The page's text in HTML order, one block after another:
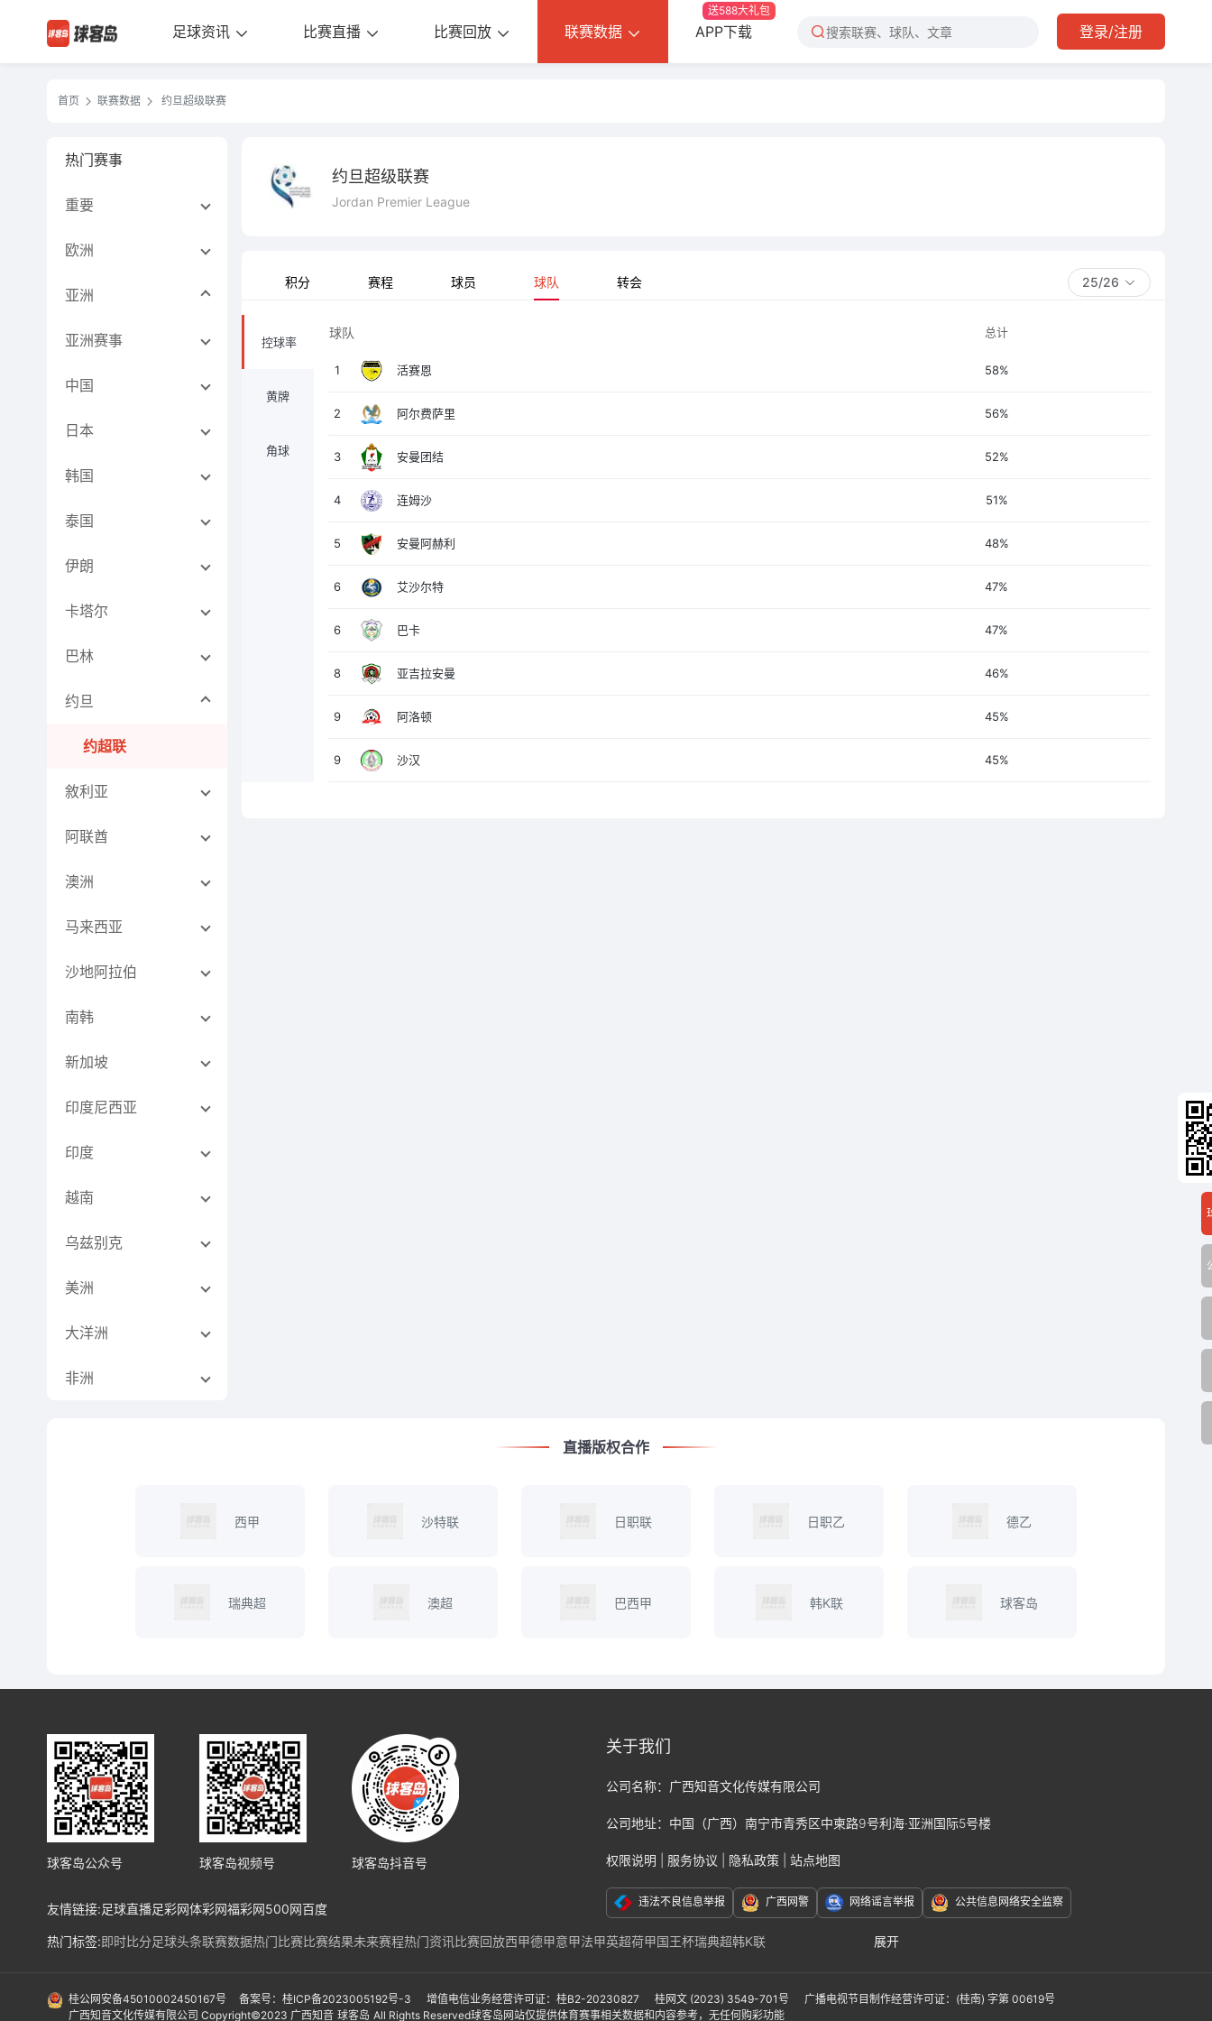
足球资讯 比赛直播 比赛回放 联赛数据 APP下载
送588大礼包
登录/注册
首页 联赛数据 约旦超级联赛
热门赛事
重要
欧洲
亚洲
亚洲赛事
中国
日本
韩国
泰国
伊朗
卡塔尔
巴林
约旦
约超联
敘利亚
阿联酋
澳洲
马来西亚
沙地阿拉伯
南韩
新加坡
印度尼西亚
印度
越南
乌兹别克
美洲
大洋洲
非洲
约旦超级联赛
Jordan Premier League
积分 赛程 球员 球队 转会 25/26
控球率
黄牌
角球
球队 总计
1 活赛恩 58%
2 阿尔费萨里 56%
3 安曼团结 52%
4 连姆沙 51%
5 安曼阿赫利 48%
6 艾沙尔特 47%
6 巴卡 47%
8 亚吉拉安曼 46%
9 阿洛顿 45%
9 沙汉 45%
直播版权合作
西甲 沙特联 日职联 日职乙 德乙
瑞典超 澳超 巴西甲 韩K联 球客岛
球客岛公众号 球客岛视频号 球客岛抖音号
友情链接:足球直播足彩网体彩网福彩网500网百度
关于我们
公司名称： 广西知音文化传媒有限公司
公司地址： 中国（广西）南宁市青秀区中柬路9号利海·亚洲国际5号楼
权限说明 服务协议 隐私政策 站点地图
违法不良信息举报 广西网警 网络谣言举报 公共信息网络安全监察
热门标签:即时比分足球头条联赛数据热门比赛比赛结果未来赛程热门资讯 比赛回放西甲德甲意甲法甲英超荷甲国王杯瑞典超韩K联
展开
国际赛事:亚洲预选赛欧洲预选赛 南美预选赛北美预选赛欧冠欧协联 亚冠亚洲杯美洲杯美职联 墨西哥联赛非洲杯日本职业联赛J1日本职业联赛J2
桂公网安备45010002450167号 备案号：桂ICP备2023005192号-3 增值电信业务经营许可证：桂B2-20230827 桂网文 (2023) 3549-701号
广播电视节目制作经营许可证：(桂南) 字第 00619号
广西知音文化传媒有限公司 Copyright©2023 广西知音 球客岛 All Rights Reserved球客岛网站仅提供体育赛事相关数据和内容参考，无任何购彩功能